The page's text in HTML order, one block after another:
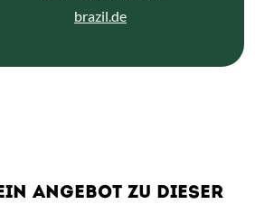
brazil.de
ANGEBOT ZU DIESER